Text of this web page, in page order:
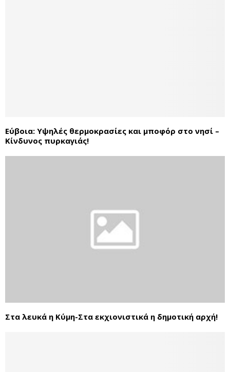
Εύβοια: Υψηλές θερμοκρασίες και μποφόρ στο νησί –
Κίνδυνος πυρκαγιάς!
Στα λευκά η Κύμη-Στα εκχιονιστικά η δημοτική αρχή!